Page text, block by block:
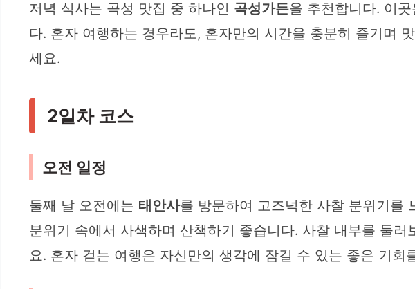
저녁 식사는 곡성 맛집 중 하나인 곡성가든을 추천합니다. 이
다. 혼자 여행하는 경우라도, 혼자만의 시간을 충분히 즐기며
세요.
2일차 코스
오전 일정
둘째 날 오전에는 태안사를 방문하여 고즈넉한 사찰 분위기를
분위기 속에서 사색하며 산책하기 좋습니다. 사찰 내부를 둘러
요. 혼자 걷는 여행은 자신만의 생각에 잠길 수 있는 좋은 기회